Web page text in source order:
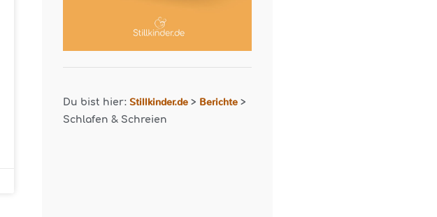
Du bist hier:Stillkinder.de > Berichte >
Schlafen & Schreien